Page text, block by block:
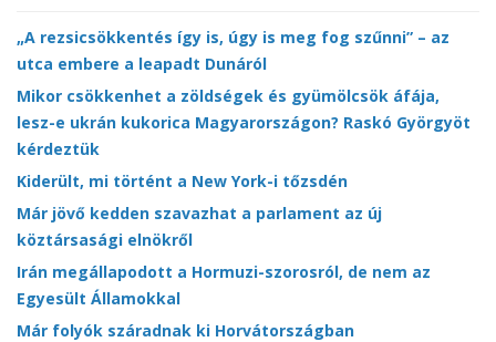
„A rezsicsökkentés így is, úgy is meg fog szűnni” – az
utca embere a leapadt Dunáról
Mikor csökkenhet a zöldségek és gyümölcsök áfája,
lesz-e ukrán kukorica Magyarországon? Raskó Györgyöt
kérdeztük
Kiderült, mi történt a New York-i tőzsdén
Már jövő kedden szavazhat a parlament az új
köztársasági elnökről
Irán megállapodott a Hormuzi-szorosról, de nem az
Egyesült Államokkal
Már folyók száradnak ki Horvátországban